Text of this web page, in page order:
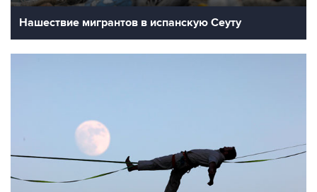
Нашествие мигрантов в испанскую Сеуту